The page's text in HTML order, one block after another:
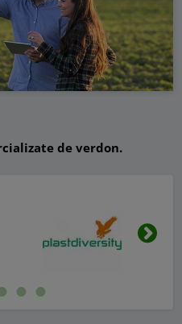
de verdon.